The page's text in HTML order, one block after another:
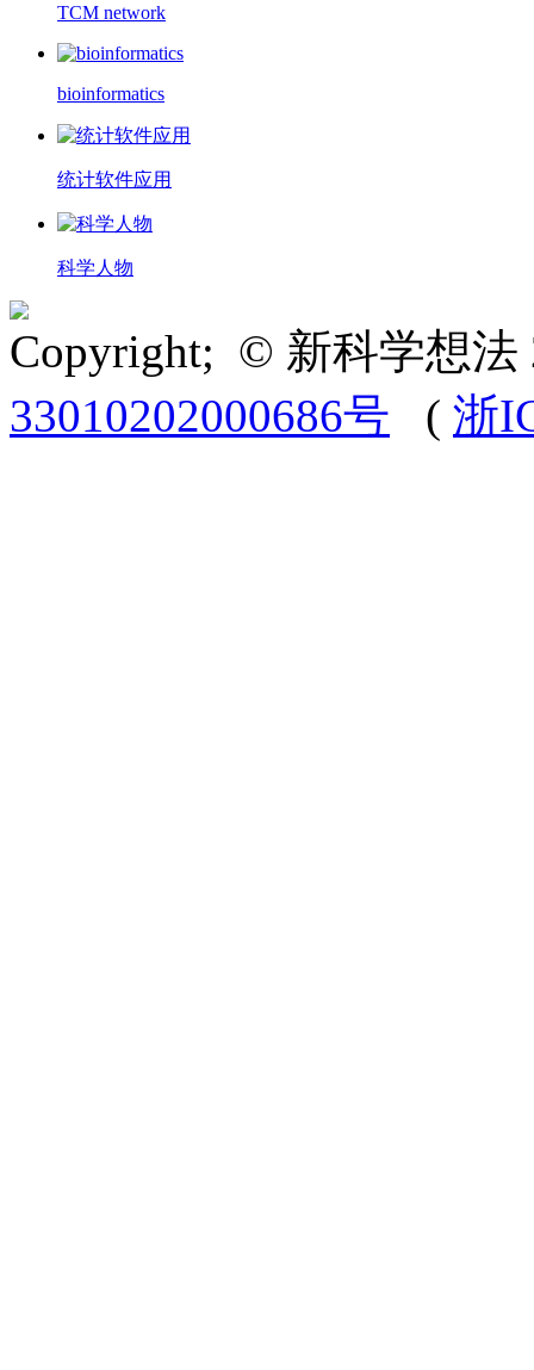
TCM network
bioinformatics
统计软件应用
科学人物
Copyright; © 新科学想
33010202000686号 ( 浙